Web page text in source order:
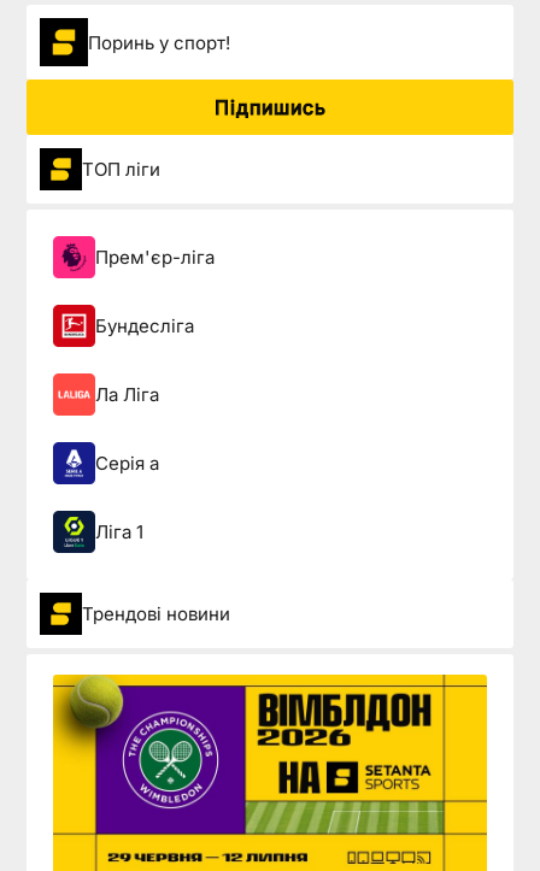
Поринь у спорт!
Підпишись
ТОП ліги
Прем'єр-ліга
Бундесліга
Ла Ліга
Серія а
Ліга 1
Трендові новини